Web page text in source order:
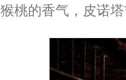
猴桃的香气，皮诺